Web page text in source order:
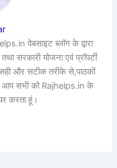
वेबसाइट ब्लॉग के द्वारा
सरकारी योजना एवं प्रॉपर्टी
और सटीक तरीके से,पाठकों
आप सभी को Rajhelps.in के
करता हूं।